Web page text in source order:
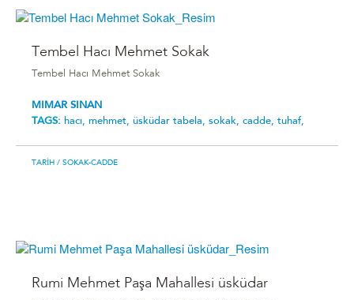
Tembel Hacı Mehmet Sokak
Tembel Hacı Mehmet Sokak
MIMAR SINAN
TAGS: hacı, mehmet, üsküdar tabela, sokak, cadde, tuhaf,
TARIH / SOKAK-CADDE
Rumi Mehmet Paşa Mahallesi üsküdar